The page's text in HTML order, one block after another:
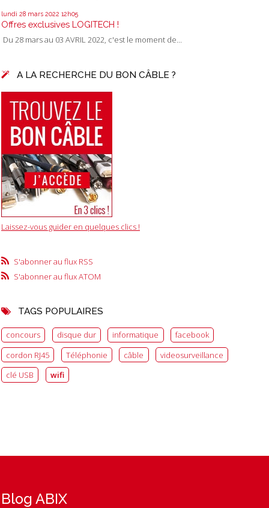
lundi 28 mars 2022 12h05
Offres exclusives LOGITECH !
Du 28 mars au 03 AVRIL 2022, c'est le moment de...
A LA RECHERCHE DU BON CÂBLE ?
Laissez-vous guider en quelques clics !
S'abonner au flux RSS
S'abonner au flux ATOM
TAGS POPULAIRES
concours disque dur informatique
facebook
cordon RJ45
Téléphonie câble
videosurveillance
clé USB
wifi
Blog ABIX